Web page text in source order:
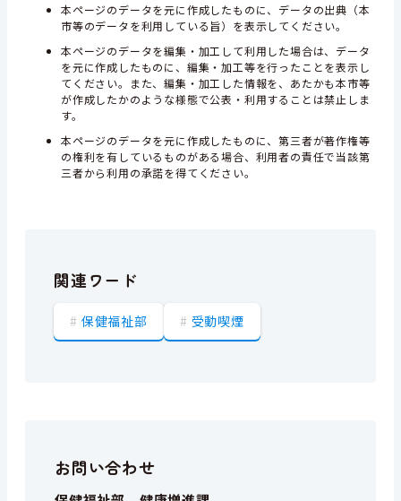
本ページのデータを元に作成したものに、データの出典（本
市等のデータを利用している旨）を表示してください。
本ページのデータを編集・加工して利用した場合は、データ
を元に作成したものに、編集・加工等を行ったことを表示し
てください。また、編集・加工した情報を、あたかも本市等
が作成したかのような様態で公表・利用することは禁止しま
す。
本ページのデータを元に作成したものに、第三者が著作権等
の権利を有しているものがある場合、利用者の責任で当該第
三者から利用の承諾を得てください。
関連ワード
保健福祉部 受動喫煙
お問い合わせ